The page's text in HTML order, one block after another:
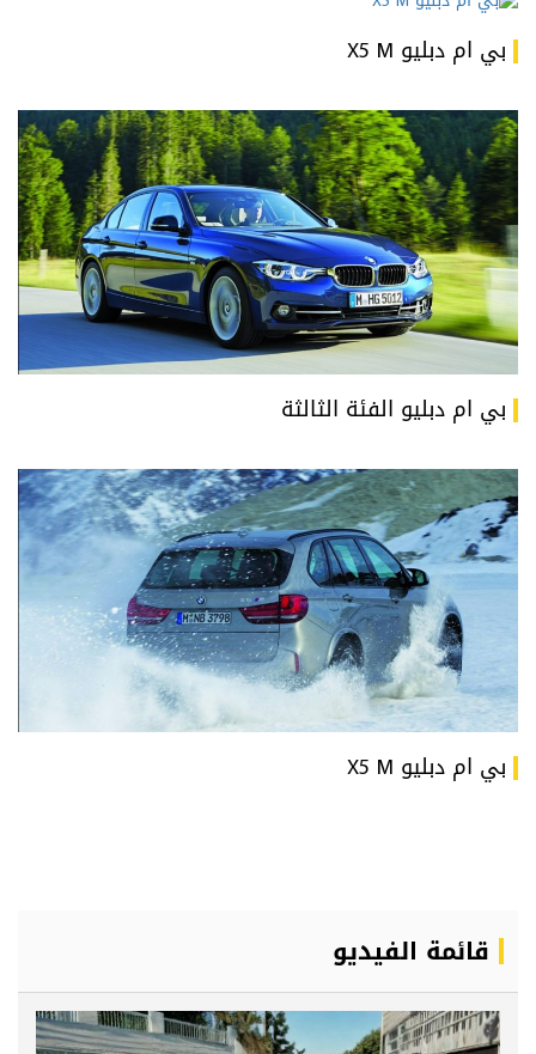
بي ام دبليو X5 M
بي ام دبليو الفئة الثالثة
بي ام دبليو X5 M
قائمة الفيديو